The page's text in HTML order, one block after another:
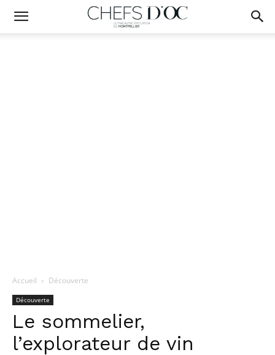
Accueil Découverte
Découverte
Le sommelier,
l’explorateur de vin